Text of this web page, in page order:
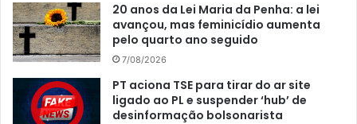
20 anos da Lei Maria da Penha: a lei
avançou, mas feminicídio aumenta
pelo quarto ano seguido
7/08/2026
PT aciona TSE para tirar do ar site
ligado ao PL e suspender ‘hub’ de
desinformação bolsonarista